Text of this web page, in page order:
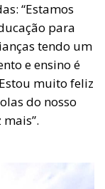
“Estamos
para
tendo um
e ensino é
muito feliz
do nosso